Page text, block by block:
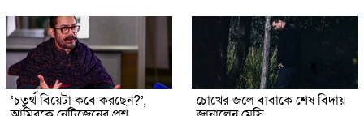
‘চতুর্থ বিয়েটা কবে করছেন?’, চোখের জলে বাবাকে শেষ বিদায়